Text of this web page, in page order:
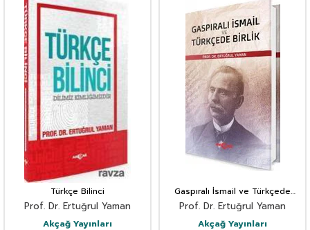
Türkçe Bilinci
Prof. Dr. Ertuğrul Yaman
Akçağ Yayınları
Gaspıralı İsmail ve Türkçede
Birlik
Prof. Dr. Ertuğrul Yaman
Akçağ Yayınları